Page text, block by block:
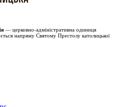
— церковно-адміністративна одиниця
напряму Святому Престолу католицької